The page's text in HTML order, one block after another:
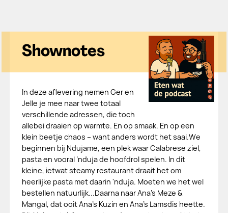
Shownotes
In deze aflevering nemen Ger en
Jelle je mee naar twee totaal
verschillende adressen, die toch
allebei draaien op warmte. En op smaak. En op een
klein beetje chaos – want anders wordt het saai.We
beginnen bij Ndujame, een plek waar Calabrese ziel,
pasta en vooral ’nduja de hoofdrol spelen. In dit
kleine, ietwat steamy restaurant draait het om
heerlijke pasta met daarin 'nduja. Moeten we het wel
bestellen natuurlijk...Daarna naar Ana’s Meze &
Mangal, dat ooit Ana's Kuzin en Ana’s Lamsdis heette.